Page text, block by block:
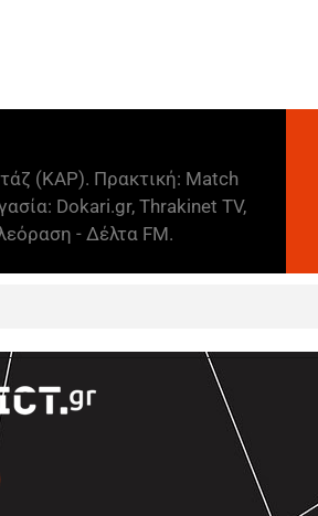
(ΚΑΡ). Πρακτική: Match
Dokari.gr, Thrakinet TV,
- Δέλτα FM.